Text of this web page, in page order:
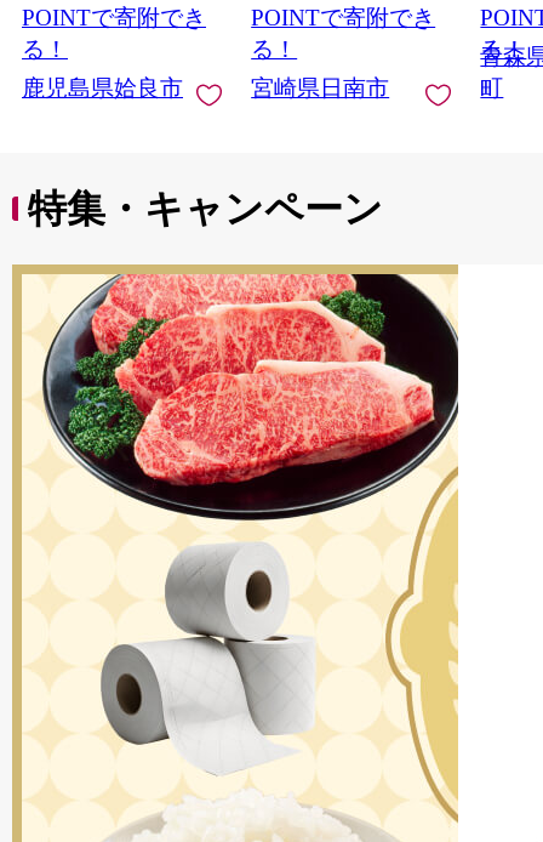
芋 着色料・保存料不
使用 無添加 スイーツ
おやつ 常温 常温保存
規格外
POINTで寄附でき
る！
鹿児島県姶良市
級 ギフト 贈答 小分け
食品 ミヤチク 宮崎県
日南市 送料無料
_ED13-26-08
POINTで寄附でき
る！
宮崎県日南市
る！
青森
町
特集・キャンペーン